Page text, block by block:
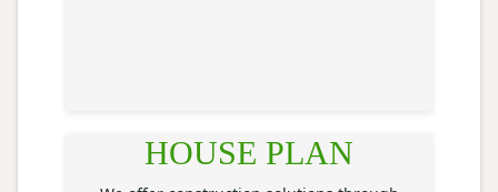
HOUSE PLAN